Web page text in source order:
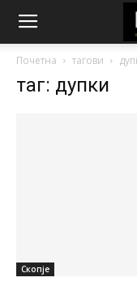
Почетна тагови
таг: дупки
Скопје